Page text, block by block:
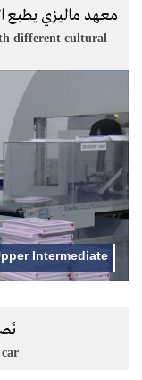
معهد ماليزي يطبع
different cultural
Intermediate